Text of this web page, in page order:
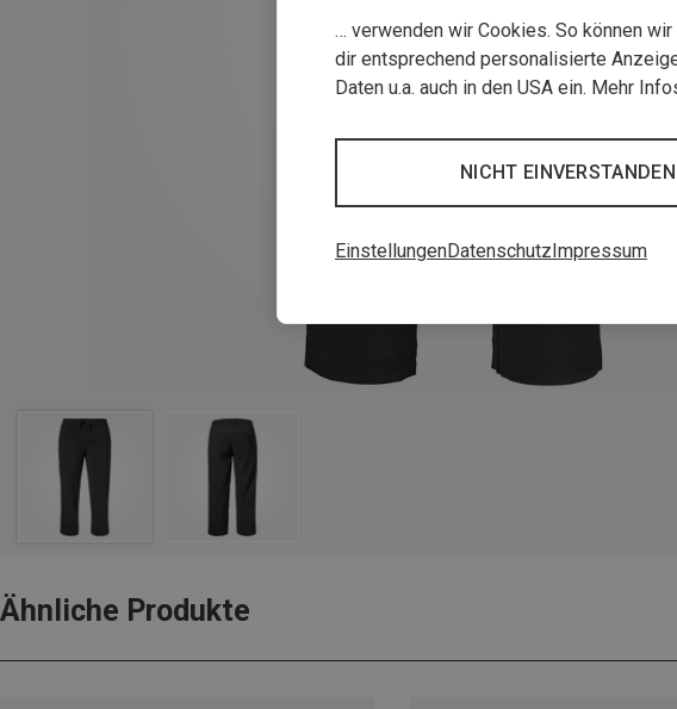
Ähnliche Produkte
… verwenden wir Cookies. So können
dir entsprechend personalisierte
Daten u.a. auch in den USA ein. Mehr
NICHT EINVERSTANDEN
EinstellungenDatenschutz Impressum